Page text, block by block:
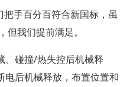
手百分百符合新国标，虽
我们提前满足。
、碰撞/热失控后机械释
电后机械释放，布置位置和